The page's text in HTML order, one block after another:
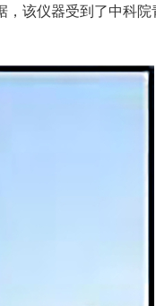
该仪器受到了中科